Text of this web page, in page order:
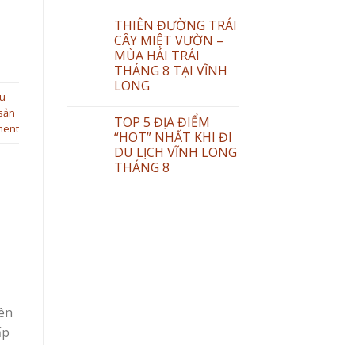
THIÊN ĐƯỜNG TRÁI
CÂY MIỆT VƯỜN –
MÙA HÁI TRÁI
THÁNG 8 TẠI VĨNH
LONG
TOP 5 ĐỊA ĐIỂM
“HOT” NHẤT KHI ĐI
DU LỊCH VĨNH LONG
THÁNG 8